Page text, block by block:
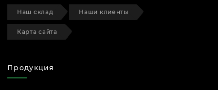
Наш склад Наши клиенты
Карта сайта
Продукция